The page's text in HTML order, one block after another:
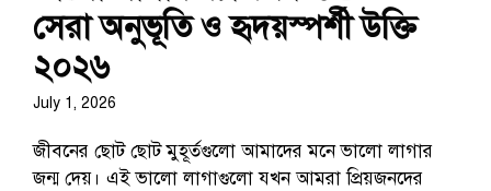
সেরা অনুভূতি ও হৃদয়স্পর্শী উক্তি
২০২৬
July 1, 2026
জীবনের ছোট ছোট মুহূর্তগুলো আমাদের মনে ভালো লাগার
জন্ম দেয়। এই ভালো লাগাগুলো যখন আমরা প্রিয়জনদের